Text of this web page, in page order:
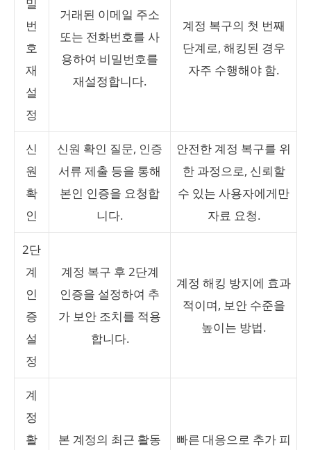
번
호
재
설
정
거래된 이메일 주소
또는 전화번호를 사
용하여 비밀번호를
재설정합니다.
계정 복구의 첫 번째
단계로, 해킹된 경우
자주 수행해야 함.
신
원
확
인
신원 확인 질문, 인증
서류 제출 등을 통해
본인 인증을 요청합
니다.
안전한 계정 복구를 위
한 과정으로, 신뢰할
수 있는 사용자에게만
자료 요청.
2단
계
인
증
설
정
계정 복구 후 2단계
인증을 설정하여 추
가 보안 조치를 적용
합니다.
계정 해킹 방지에 효과
적이며, 보안 수준을
높이는 방법.
계
정
활
본 계정의 최근 활동
빠른 대응으로 추가 피